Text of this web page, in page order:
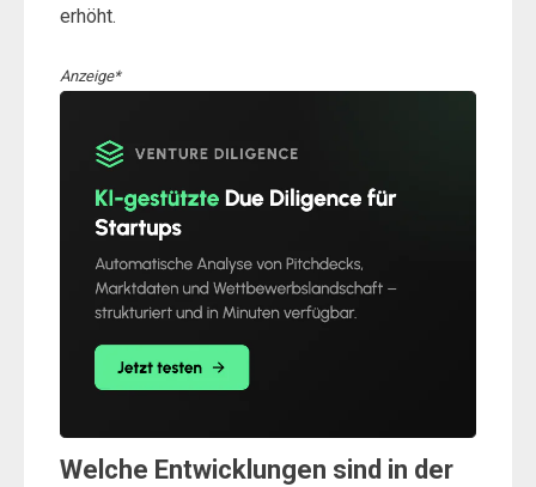
erhöht.
Anzeige*
Welche Entwicklungen sind in der